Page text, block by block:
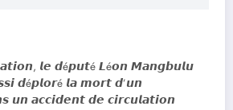
𝙡𝙚 𝙙é𝙥𝙪𝙩é 𝙇é𝙤𝙣 𝙈𝙖𝙣𝙜𝙗𝙪𝙡𝙪
𝙙é𝙥𝙡𝙤𝙧é 𝙡𝙖 𝙢𝙤𝙧𝙩 𝙙’𝙪𝙣
𝙪𝙣 𝙖𝙘𝙘𝙞𝙙𝙚𝙣𝙩 𝙙𝙚 𝙘𝙞𝙧𝙘𝙪𝙡𝙖𝙩𝙞𝙤𝙣